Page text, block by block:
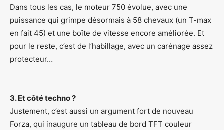
Dans tous les cas, le moteur 750 évolue, avec une
puissance qui grimpe désormais à 58 chevaux (un T-max
en fait 45) et une boîte de vitesse encore améliorée. Et
pour le reste, c’est de l’habillage, avec un carénage assez
protecteur…
3. Et côté techno ?
Justement, c’est aussi un argument fort de nouveau
Forza, qui inaugure un tableau de bord TFT couleur